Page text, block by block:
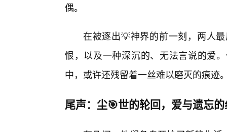
偶。
在被逐出💡神界的前一刻，两人
恨，以及一种深沉的、无法言说的爱
中，或许还残留着一丝难以磨灭的痕迹
尾声：尘🎯世的轮回，爱与遗忘